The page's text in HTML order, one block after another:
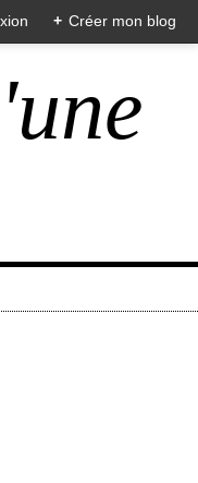
+ Créer mon blog